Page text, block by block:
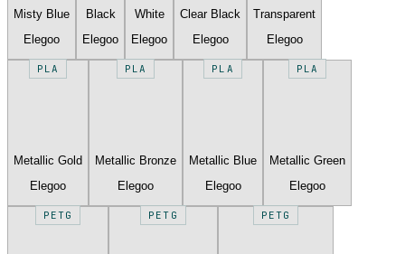
Misty Blue
Elegoo
Black
Elegoo
White
Elegoo
Clear Black
Elegoo
Transparent
Elegoo
PLA
Metallic Gold
Elegoo
PLA
Metallic Bronze
Elegoo
PLA
Metallic Blue
Elegoo
PLA
Metallic Green
Elegoo
PETG PETG PETG